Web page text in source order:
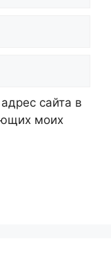
сайта в
моих